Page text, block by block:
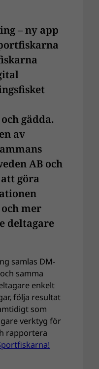
– ny app
och gädda.
av
AB och
göra
mer
deltagare
samlas DM-
samma
enkelt
följa resultat
som
verktyg för
rapportera